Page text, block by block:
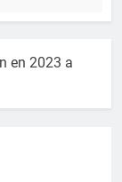
en 2023 a